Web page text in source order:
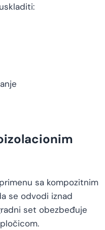
sa kompozitnim
se odvodi iznad
set obezbeđuje